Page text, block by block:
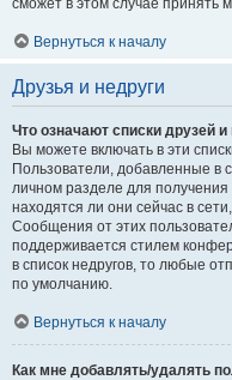
сможет в этом случае принять
Вернуться к началу
Друзья и недруги
Что означают списки друзей и
Вы можете включать в эти
Пользователи, добавленные в
личном разделе для
находятся ли они сейчас в
Сообщения от этих
поддерживается стилем
в список недругов, то любые
по умолчанию.
Вернуться к началу
Как мне добавлять/удалять